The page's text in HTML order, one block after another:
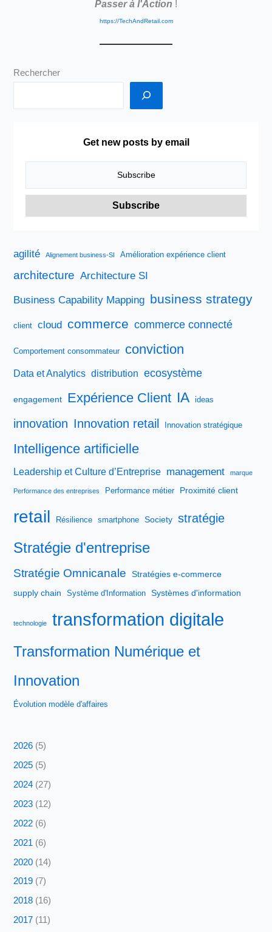
Passer à l'Action !
https://TechAndRetail.com
Rechercher
Get new posts by email
agilité Alignement business-SI Amélioration expérience client
architecture Architecture SI
Business Capability Mapping business strategy
client cloud commerce commerce connecté
Comportement consommateur conviction
Data et Analytics distribution ecosystème
engagement Expérience Client IA ideas
innovation Innovation retail Innovation stratégique
Intelligence artificielle
Leadership et Culture d’Entreprise management marque
Performance des entreprises Performance métier Proximité client
retail Résilience smartphone Society stratégie
Stratégie d'entreprise
Stratégie Omnicanale
Stratégies e-commerce
supply chain
Système d'Information Systèmes d'information
technologie transformation digitale
Transformation Numérique et
Innovation
Évolution modèle d'affaires
2026 (5)
2025 (5)
2024 (27)
2023 (12)
2022 (6)
2021 (6)
2020 (14)
2019 (7)
2018 (16)
2017 (11)